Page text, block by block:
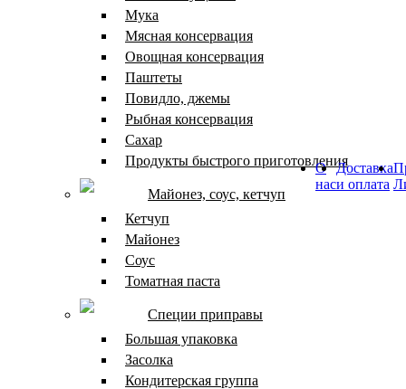
Мука
Мясная консервация
Овощная консервация
Паштеты
Повидло, джемы
Рыбная консервация
Сахар
Продукты быстрого приготовления
Майонез, соус, кетчуп
Кетчуп
Майонез
Соус
Томатная паста
Специи приправы
Большая упаковка
Засолка
Кондитерская группа
О
нас
Доставка
и оплата